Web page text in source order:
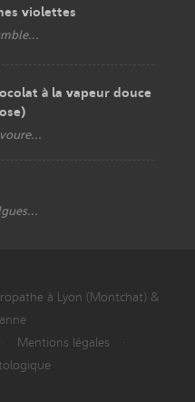
violettes
à la vapeur douce
à Lyon (Montchat) &
· Mentions légales
·